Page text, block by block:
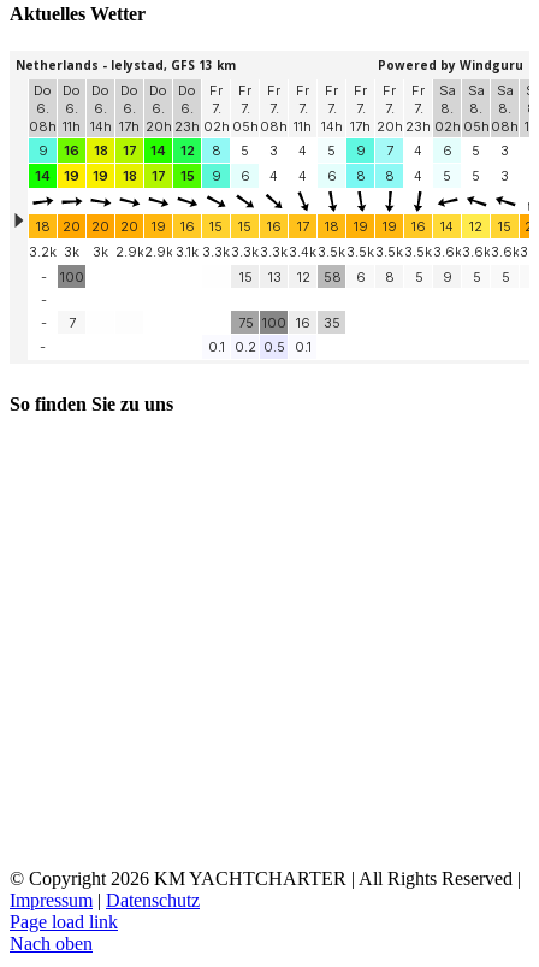
Aktuelles Wetter
So finden Sie zu uns
© Copyright 2026 KM YACHTCHARTER | All Rights Reserved |
Impressum | Datenschutz
Page load link
Nach oben